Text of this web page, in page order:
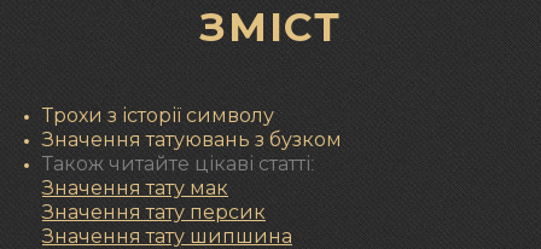
ЗМІСТ
Трохи з історії символу
Значення татуювань з бузком
Також читайте цікаві статті:
Значення тату мак
Значеннятату персик
Значення тату шипшина